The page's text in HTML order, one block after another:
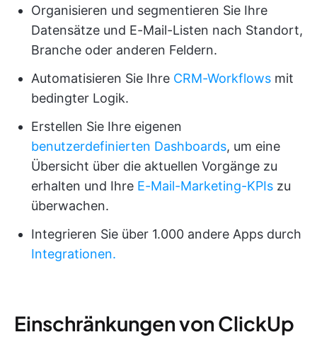
Organisieren und segmentieren Sie Ihre
Datensätze und E-Mail-Listen nach Standort,
Branche oder anderen Feldern.
Automatisieren Sie Ihre CRM-Workflows mit
bedingter Logik.
Erstellen Sie Ihre eigenen
benutzerdefinierten Dashboards, um eine
Übersicht über die aktuellen Vorgänge zu
erhalten und Ihre E-Mail-Marketing-KPIs zu
überwachen.
Integrieren Sie über 1.000 andere Apps durch
Integrationen.
Einschränkungen von ClickUp